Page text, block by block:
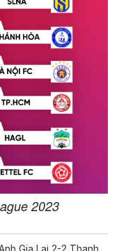
2023
Gia Lai 2-2 Thanh